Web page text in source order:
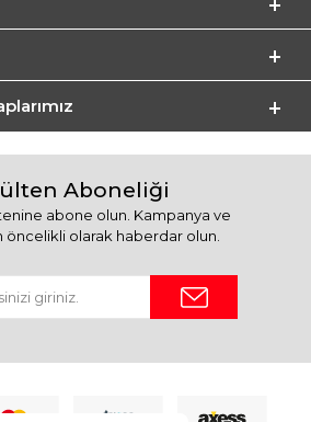
Aboneliği
abone olun. Kampanya ve
olarak haberdar olun.